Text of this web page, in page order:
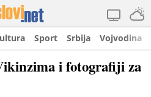
Sport Srbija Vojvodina
i fotografiji za